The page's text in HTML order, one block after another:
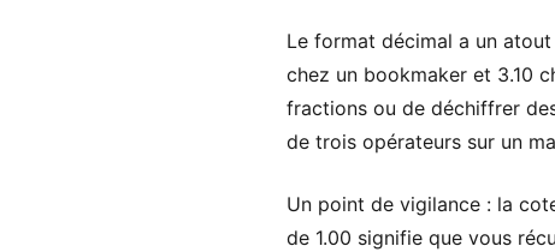
Le format décimal a un
chez un bookmaker et 3.10
fractions ou de déchiffrer
de trois opérateurs sur un
Un point de vigilance : la
de 1.00 signifie que vous